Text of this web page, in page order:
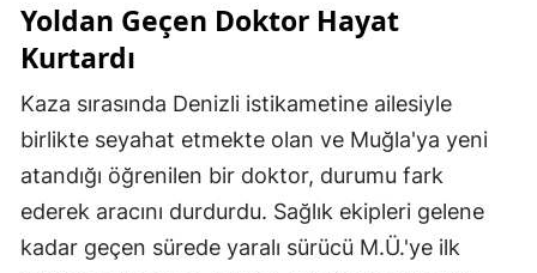
Yoldan Geçen Doktor Hayat
Kurtardı
Kaza sırasında Denizli istikametine ailesiyle
birlikte seyahat etmekte olan ve Muğla'ya yeni
atandığı öğrenilen bir doktor, durumu fark
ederek aracını durdurdu. Sağlık ekipleri gelene
kadar geçen sürede yaralı sürücü M.Ü.'ye ilk